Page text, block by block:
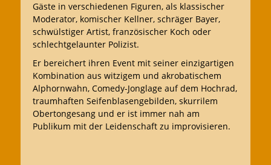
Gäste in verschiedenen Figuren, als klassischer
Moderator, komischer Kellner, schräger Bayer,
schwülstiger Artist, französischer Koch oder
schlechtgelaunter Polizist.
Er bereichert ihren Event mit seiner einzigartigen
Kombination aus witzigem und akrobatischem
Alphornwahn, Comedy-Jonglage auf dem Hochrad,
traumhaften Seifenblasengebilden, skurrilem
Obertongesang und er ist immer nah am
Publikum mit der Leidenschaft zu improvisieren.